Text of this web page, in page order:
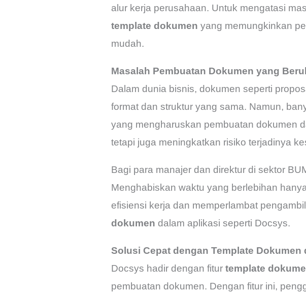
alur kerja perusahaan. Untuk mengatasi
template dokumen yang memungkinkan
mudah.
Masalah Pembuatan Dokumen yang
Dalam dunia bisnis, dokumen seperti
format dan struktur yang sama. Namun,
yang mengharuskan pembuatan dokumen
tetapi juga meningkatkan risiko terjadinya
Bagi para manajer dan direktur di sektor
Menghabiskan waktu yang berlebihan
efisiensi kerja dan memperlambat
dokumen dalam aplikasi seperti Docsys.
Solusi Cepat dengan Template Dokumen
Docsys hadir dengan fitur template
pembuatan dokumen. Dengan fitur ini,